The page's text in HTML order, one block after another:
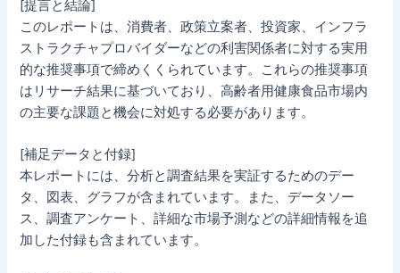
[提言と結論]
このレポートは、消費者、政策立案者、投資家、インフラ
ストラクチャプロバイダーなどの利害関係者に対する実用
的な推奨事項で締めくくられています。これらの推奨事項
はリサーチ結果に基づいており、高齢者用健康食品市場内
の主要な課題と機会に対処する必要があります。
[補足データと付録]
本レポートには、分析と調査結果を実証するためのデー
タ、図表、グラフが含まれています。また、データソー
ス、調査アンケート、詳細な市場予測などの詳細情報を追
加した付録も含まれています。